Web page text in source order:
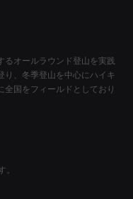
るオールラウンド登山を実践
り、冬季登山を中心にハイキ
国をフィールドとしており